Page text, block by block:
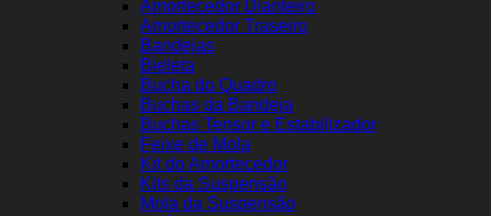
Amortecedor Dianteiro
Amortecedor Traseiro
Bandejas
Bieleta
Bucha do Quadro
Buchas da Bandeja
Buchas Tensor e Estabilizador
Feixe de Mola
Kit do Amortecedor
Kits da Suspensão
Mola da Suspensão